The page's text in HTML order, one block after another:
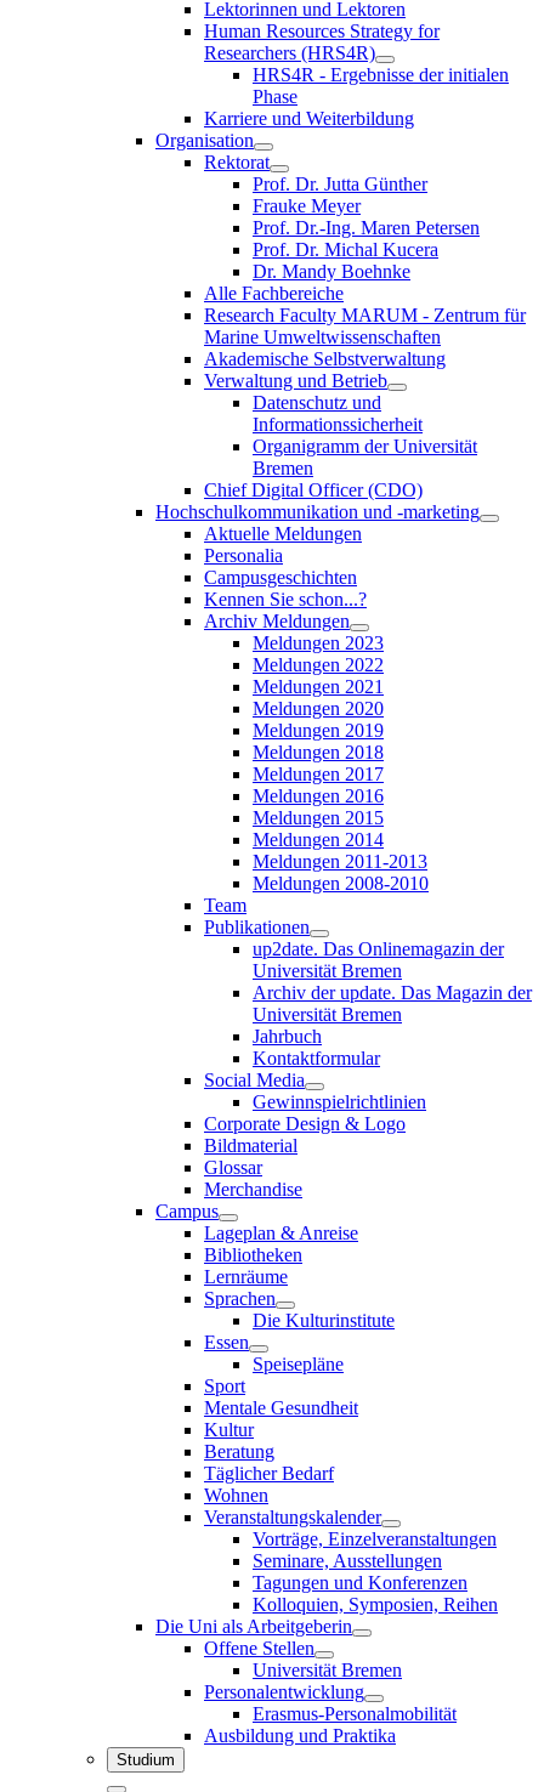
Lektorinnen und Lektoren
Human Resources Strategy for
Researchers (HRS4R)
HRS4R - Ergebnisse der initialen
Phase
Karriere und Weiterbildung
Organisation
Rektorat
Prof. Dr. Jutta Günther
Frauke Meyer
Prof. Dr.-Ing. Maren Petersen
Prof. Dr. Michal Kucera
Dr. Mandy Boehnke
Alle Fachbereiche
Research Faculty MARUM - Zentrum für
Marine Umweltwissenschaften
Akademische Selbstverwaltung
Verwaltung und Betrieb
Datenschutz und
Informationssicherheit
Organigramm der Universität
Bremen
Chief Digital Officer (CDO)
Hochschulkommunikation und -marketing
Aktuelle Meldungen
Personalia
Campusgeschichten
Kennen Sie schon...?
Archiv Meldungen
Meldungen 2023
Meldungen 2022
Meldungen 2021
Meldungen 2020
Meldungen 2019
Meldungen 2018
Meldungen 2017
Meldungen 2016
Meldungen 2015
Meldungen 2014
Meldungen 2011-2013
Meldungen 2008-2010
Team
Publikationen
up2date. Das Onlinemagazin der
Universität Bremen
Archiv der update. Das Magazin der
Universität Bremen
Jahrbuch
Kontaktformular
Social Media
Gewinnspielrichtlinien
Corporate Design & Logo
Bildmaterial
Glossar
Merchandise
Campus
Lageplan & Anreise
Bibliotheken
Lernräume
Sprachen
Die Kulturinstitute
Essen
Speisepläne
Sport
Mentale Gesundheit
Kultur
Beratung
Täglicher Bedarf
Wohnen
Veranstaltungskalender
Vorträge, Einzelveranstaltungen
Seminare, Ausstellungen
Tagungen und Konferenzen
Kolloquien, Symposien, Reihen
Die Uni als Arbeitgeberin
Offene Stellen
Universität Bremen
Personalentwicklung
Erasmus-Personalmobilität
Ausbildung und Praktika
Studium